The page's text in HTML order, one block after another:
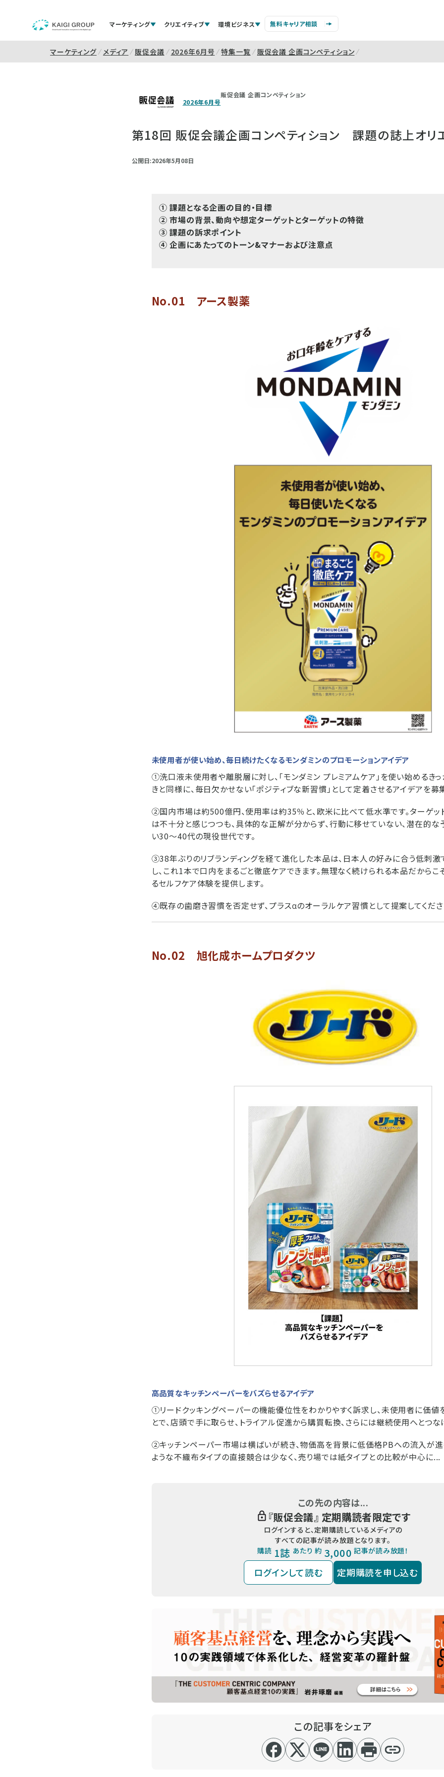
マーケティング クリエイティブ 環境ビジネス 無料キャリア相談
マーケティング メディア 販促会議 2026年6月号 特集一覧 販促会議 企画コンペティション
2026年6月号
販促会議 企画コンペティション
第18回 販促会議企画コンペティション 課題の誌上オリ
公開日:2026年5月08日
① 課題となる企画の目的・目標
② 市場の背景、動向や想定ターゲットとターゲットの特徴
③ 課題の訴求ポイント
④ 企画にあたってのトーン&マナーおよび注意点
No.01 アース製薬
未使用者が使い始め、毎日続けたくなるモンダミンのプロモーションアイデア
①洗口液未使用者や離脱層に対し、「モンダミン プレミアムケア」を使い始めるき
きと同様に、毎日欠かせない「ポジティブな新習慣」として定着させるアイデアを募
②国内市場は約500億円、使用率は約35％と、欧米に比べて低水準です。ターゲッ
は不十分と感じつつも、具体的な正解が分からず、行動に移せていない、潜在的
い30～40代の現役世代です。
③38年ぶりのリブランディングを経て進化した本品は、日本人の好みに合う低刺激
し、これ1本で口内をまるごと徹底ケアできます。無理なく続けられる本品だからこ
るセルフケア体験を提供します。
④既存の歯磨き習慣を否定せず、プラスαのオーラルケア習慣として提案してくださ
No.02 旭化成ホームプロダクツ
高品質なキッチンペーパーをバズらせるアイデア
①リードクッキングペーパーの機能優位性をわかりやすく訴求し、未使用者に価値
とで、店頭で手に取らせ、トライアル促進から購買転換、さらには継続使用へとつな
②キッチンペーパー市場は横ばいが続き、物価高を背景に低価格PBへの流入が進
ような不織布タイプの直接競合は少なく、売り場では紙タイプとの比較が中心に...
この先の内容は...
『販促会議』 定期購読者限定です
ログインすると、定期購読しているメディアの
すべての記事が読み放題となります。
購読 1誌 あたり 約 3,000 記事が読み放題！
ログインして読む 定期購読を申し込む
この記事をシェア